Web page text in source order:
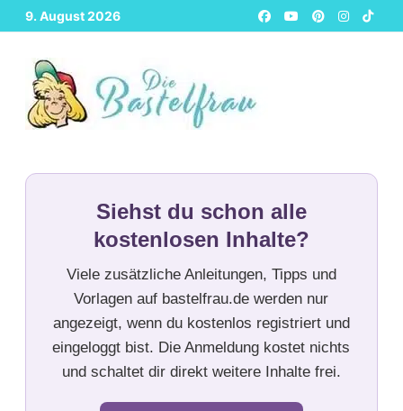
Zurück
zum
Inhalt
9. August 2026
Siehst du schon alle
kostenlosen Inhalte?
Viele zusätzliche Anleitungen, Tipps und
Vorlagen auf bastelfrau.de werden nur
angezeigt, wenn du kostenlos registriert und
eingeloggt bist. Die Anmeldung kostet nichts
und schaltet dir direkt weitere Inhalte frei.